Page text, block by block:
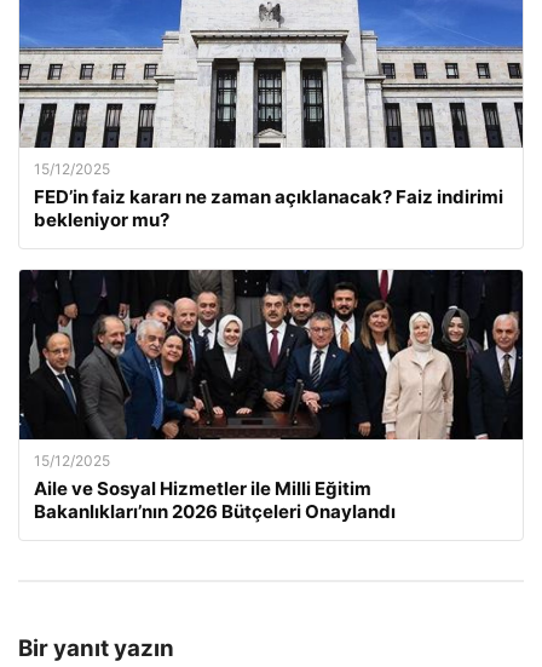
15/12/2025
FED’in faiz kararı ne zaman açıklanacak? Faiz indirimi
bekleniyor mu?
15/12/2025
Aile ve Sosyal Hizmetler ile Milli Eğitim
Bakanlıkları’nın 2026 Bütçeleri Onaylandı
Bir yanıt yazın